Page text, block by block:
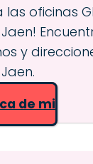
las oficinas
y
de mi